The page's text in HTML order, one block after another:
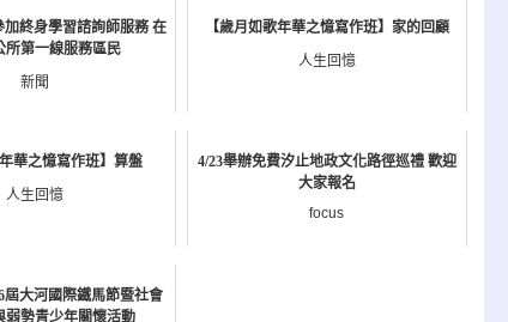
終身學習諮詢師服務 在
所第一線服務區民
新聞
【歲月如歌年華之憶寫作班】家的回顧
人生回憶
華之憶寫作班】算盤
人生回憶
4/23舉辦免費汐止地政文化路徑巡禮 歡迎
大家報名
focus
屆大河國際鐵馬節暨社會
弱勢青少年關懷活動